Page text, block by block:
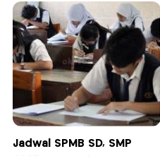
Jadwal SPMB SD, SMP